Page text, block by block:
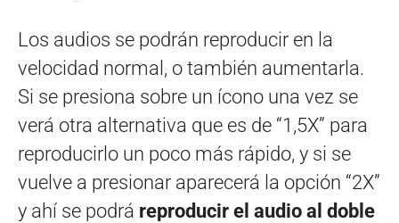
Los audios se podrán reproducir en la
velocidad normal, o también aumentarla.
Si se presiona sobre un ícono una vez se
verá otra alternativa que es de “1,5X” para
reproducirlo un poco más rápido, y si se
vuelve a presionar aparecerá la opción “2X”
y ahí se podrá reproducir el audio al doble